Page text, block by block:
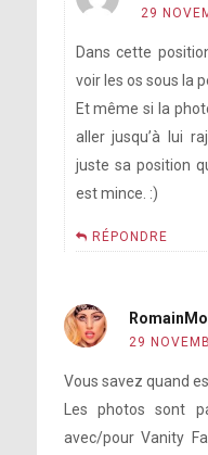
29
Dans cette
voir les os sous la
Et même si la
aller jusqu’à lui
juste sa position
est mince. :)
RÉPONDRE
29
Vous savez quand
Les photos sont
avec/pour Vanity